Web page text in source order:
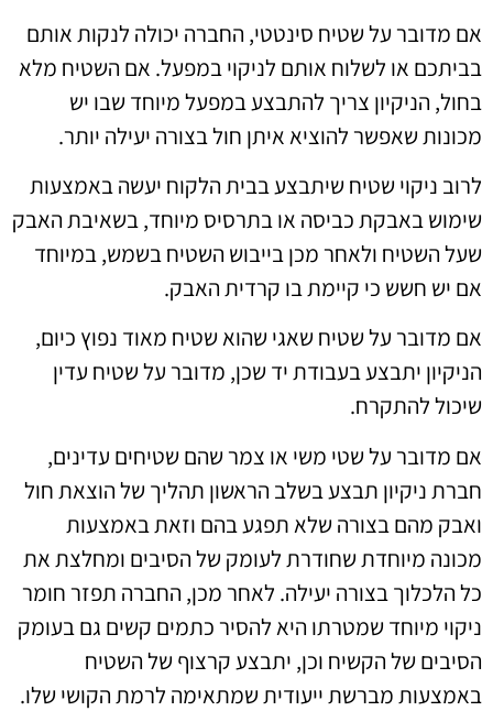
אם מדובר על שטיח סינטטי, החברה יכולה לנקות אותם
בביתכם או לשלוח אותם לניקוי במפעל. אם השטיח מלא
בחול, הניקיון צריך להתבצע במפעל מיוחד שבו יש
מכונות שאפשר להוציא איתן חול בצורה יעילה יותר.
לרוב ניקוי שטיח שיתבצע בבית הלקוח יעשה באמצעות
שימוש באבקת כביסה או בתרסיס מיוחד, בשאיבת האבק
שעל השטיח ולאחר מכן בייבוש השטיח בשמש, במיוחד
אם יש חשש כי קיימת בו קרדית האבק.
אם מדובר על שטיח שאגי שהוא שטיח מאוד נפוץ כיום,
הניקיון יתבצע בעבודת יד שכן, מדובר על שטיח עדין
שיכול להתקרח.
אם מדובר על שטי משי או צמר שהם שטיחים עדינים,
חברת ניקיון תבצע בשלב הראשון תהליך של הוצאת חול
ואבק מהם בצורה שלא תפגע בהם וזאת באמצעות
מכונה מיוחדת שחודרת לעומק של הסיבים ומחלצת את
כל הלכלוך בצורה יעילה. לאחר מכן, החברה תפזר חומר
ניקוי מיוחד שמטרתו היא להסיר כתמים קשים גם בעומק
הסיבים של הקשיח וכן, יתבצע קרצוף של השטיח
באמצעות מברשת ייעודית שמתאימה לרמת הקושי שלו.